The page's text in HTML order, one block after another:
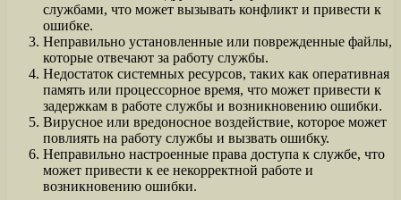
службами, что может вызывать конфликт и привести к
ошибке.
Неправильно установленные или поврежденные файлы,
которые отвечают за работу службы.
Недостаток системных ресурсов, таких как оперативная
память или процессорное время, что может привести к
задержкам в работе службы и возникновению ошибки.
Вирусное или вредоносное воздействие, которое может
повлиять на работу службы и вызвать ошибку.
Неправильно настроенные права доступа к службе, что
может привести к ее некорректной работе и
возникновению ошибки.